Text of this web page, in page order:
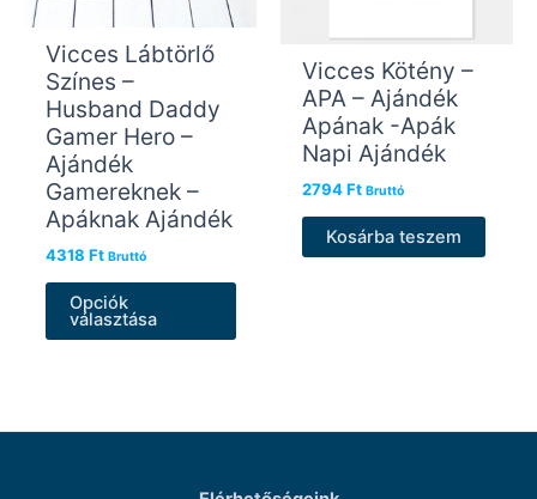
Vicces Lábtörlő
Színes –
Husband Daddy
Gamer Hero –
Ajándék
Gamereknek –
Apáknak Ajándék
4318 Ft Bruttó
Opciók
választása
Ennek
terméknek
Vicces Kötény –
APA – Ajándék
Apának -Apák
Napi Ajándék
2794Ft Bruttó
Kosárba teszem